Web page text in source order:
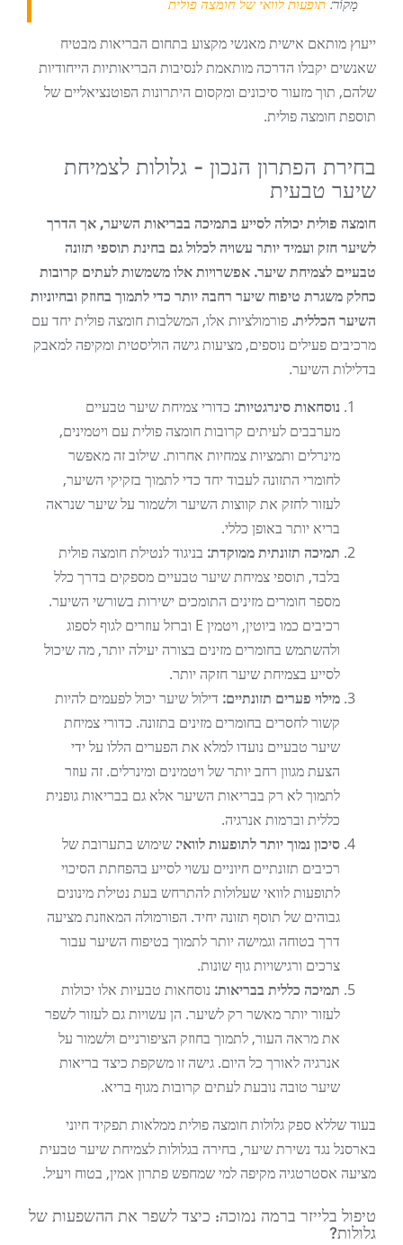
מָקוֹר: תופעות לוואי של חומצה פולית
ייעוץ מותאם אישית מאנשי מקצוע בתחום הבריאות מבטיח
שאנשים יקבלו הדרכה מותאמת לנסיבות הבריאותיות הייחודיות
שלהם, תוך מזעור סיכונים ומקסום היתרונות הפוטנציאליים של
תוספת חומצה פולית.
בחירת הפתרון הנכון - גלולות לצמיחת
שיער טבעית
חומצה פולית יכולה לסייע בתמיכה בבריאות השיער, אך הדרך
לשיער חזק ועמיד יותר עשויה לכלול גם בחינת תוספי תזונה
טבעיים לצמיחת שיער. אפשרויות אלו משמשות לעתים קרובות
כחלק משגרת טיפוח שיער רחבה יותר כדי לתמוך בחוזק ובחיוניות
השיער הכללית. פורמולציות אלו, המשלבות חומצה פולית יחד עם
מרכיבים פעילים נוספים, מציעות גישה הוליסטית ומקיפה למאבק
בדלילות השיער.
נוסחאות סינרגטיות: כדורי צמיחת שיער טבעיים
מערבבים לעיתים קרובות חומצה פולית עם ויטמינים,
מינרלים ותמציות צמחיות אחרות. שילוב זה מאפשר
לחומרי התזונה לעבוד יחד כדי לתמוך בזקיקי השיער,
לעזור לחזק את קווצות השיער ולשמור על שיער שנראה
בריא יותר באופן כללי.
תמיכה תזונתית ממוקדת: בניגוד לנטילת חומצה פולית
בלבד, תוספי צמיחת שיער טבעיים מספקים בדרך כלל
מספר חומרים מזינים התומכים ישירות בשורשי השיער.
רכיבים כמו ביוטין, ויטמין E וברזל עוזרים לגוף לספוג
ולהשתמש בחומרים מזינים בצורה יעילה יותר, מה שיכול
לסייע בצמיחת שיער חזקה יותר.
מילוי פערים תזונתיים: דילול שיער יכול לפעמים להיות
קשור לחסרים בחומרים מזינים בתזונה. כדורי צמיחת
שיער טבעיים נועדו למלא את הפערים הללו על ידי
הצעת מגוון רחב יותר של ויטמינים ומינרלים. זה עוזר
לתמוך לא רק בבריאות השיער אלא גם בבריאות גופנית
כללית וברמות אנרגיה.
סיכון נמוך יותר לתופעות לוואי: שימוש בתערובת של
רכיבים תזונתיים חיוניים עשוי לסייע בהפחתת הסיכוי
לתופעות לוואי שעלולות להתרחש בעת נטילת מינונים
גבוהים של תוסף תזונה יחיד. הפורמולה המאוזנת מציעה
דרך בטוחה וגמישה יותר לתמוך בטיפוח השיער עבור
צרכים ורגישויות גוף שונות.
תמיכה כללית בבריאות: נוסחאות טבעיות אלו יכולות
לעזור יותר מאשר רק לשיער. הן עשויות גם לעזור לשפר
את מראה העור, לתמוך בחוזק הציפורניים ולשמור על
אנרגיה לאורך כל היום. גישה זו משקפת כיצד בריאות
שיער טובה נובעת לעתים קרובות מגוף בריא.
בעוד שללא ספק גלולות חומצה פולית ממלאות תפקיד חיוני
בארסנל נגד נשירת שיער, בחירה בגלולות לצמיחת שיער טבעית
מציעה אסטרטגיה מקיפה למי שמחפש פתרון אמין, בטוח ויעיל.
טיפול בלייזר ברמה נמוכה: כיצד לשפר את ההשפעות של
גלולות?